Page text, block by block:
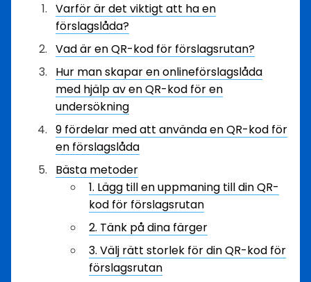
Varför är det viktigt att ha en
förslagslåda?
Vad är en QR-kod för förslagsrutan?
Hur man skapar en onlineförslagslåda
med hjälp av en QR-kod för en
undersökning
9 fördelar med att använda en QR-kod för
en förslagslåda
Bästa metoder
1. Lägg till en uppmaning till din QR-
kod för förslagsrutan
2. Tänk på dina färger
3. Välj rätt storlek för din QR-kod för
förslagsrutan